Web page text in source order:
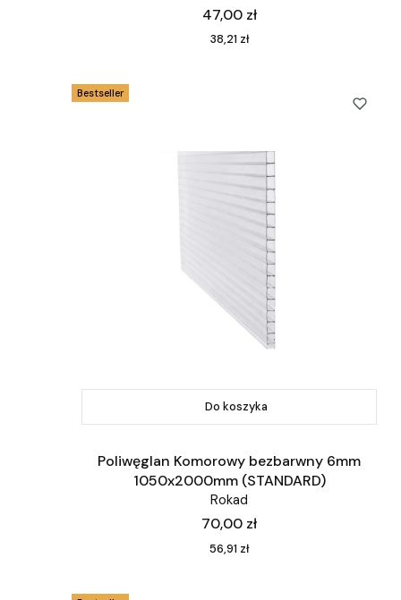
Cena
47,00 zł
Cena
38,21 zł
Bestseller
Do koszyka
Poliwęglan Komorowy bezbarwny 6mm
1050x2000mm (STANDARD)
Rokad
Cena
70,00 zł
Cena
56,91 zł